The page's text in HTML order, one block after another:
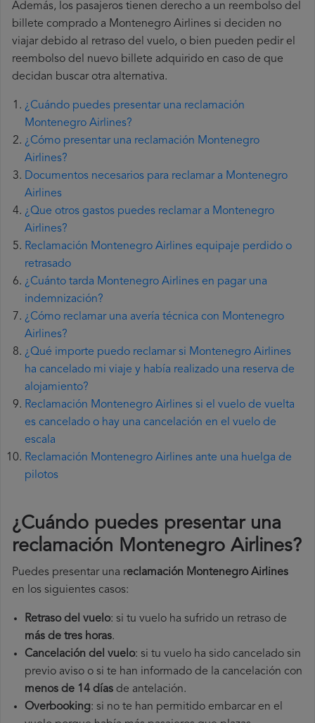
Además, los pasajeros tienen derecho a un reembolso del
billete comprado a Montenegro Airlines si deciden no
viajar debido al retraso del vuelo, o bien pueden pedir el
reembolso del nuevo billete adquirido en caso de que
decidan buscar otra alternativa.
¿Cuándo puedes presentar una reclamación
Montenegro Airlines?
¿Cómo presentar una reclamación Montenegro
Airlines?
Documentos necesarios para reclamar a Montenegro
Airlines
¿Que otros gastos puedes reclamar a Montenegro
Airlines?
Reclamación Montenegro Airlines equipaje perdido o
retrasado
¿Cuánto tarda Montenegro Airlines en pagar una
indemnización?
¿Cómo reclamar una avería técnica con Montenegro
Airlines?
¿Qué importe puedo reclamar si Montenegro Airlines
ha cancelado mi viaje y había realizado una reserva de
alojamiento?
Reclamación Montenegro Airlines si el vuelo de vuelta
es cancelado o hay una cancelación en el vuelo de
escala
Reclamación Montenegro Airlines ante una huelga de
pilotos
¿Cuándo puedes presentar una
reclamación Montenegro Airlines?
Puedes presentar una reclamación Montenegro Airlines
en los siguientes casos:
Retraso del vuelo: si tu vuelo ha sufrido un retraso de
más de tres horas.
Cancelación del vuelo: si tu vuelo ha sido cancelado sin
previo aviso o si te han informado de la cancelación con
menos de 14 días de antelación.
Overbooking: si no te han permitido embarcar en el